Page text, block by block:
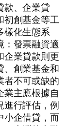
款、企業貸
初創基金等工
樣化生態系
：發票融資適
企業貸款則更
、創業基金和
者不可或缺的
主應根據自
進行評估，例
小企借貸，而